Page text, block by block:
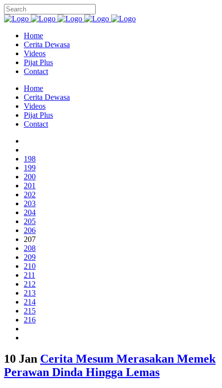
Home
Cerita Dewasa
Videos
Pijat Plus
Contact
Home
Cerita Dewasa
Videos
Pijat Plus
Contact
198
199
200
201
202
203
204
205
206
207
208
209
210
211
212
213
214
215
216
10 Jan Cerita Mesum Merasakan Memek
Perawan Dinda Hingga Lemas